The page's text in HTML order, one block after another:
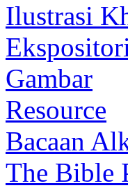
Ilustrasi
Gambar
Resource
Bacaan
The Bible